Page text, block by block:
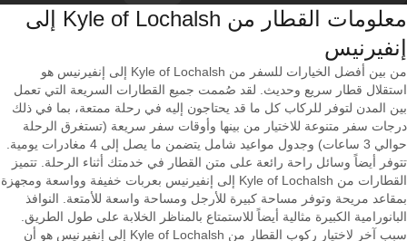
معلومات القطار من ‎Kyle of Lochalsh إلى
من بين أفضل الخيارات للسفر من Kyle of Lochalsh إلى إنفيرنيس هو
استقلال قطار سريع وحديث. لقد صُممت جميع القطارات السريعة التي تعمل
بين المدن لتوفر للركاب كل ما قد يحتاجون إليه في رحلة ممتعة، بما في ذلك
درجات سفر متنوعة للاختيار من بينها وأوقات سفر سريعة (تستغرق الرحلة
حوالي 3 ساعات) وجدول مواعيد شامل يتضمن ما يصل إلى 4 مغادرات يومية.
تتوفر أيضاً وسائل راحة رائعة على متن القطار في خدمتك أثناء الرحلة. تتميز
القطارات من Kyle of Lochalsh إلى إنفيرنيس بعربات خفيفة وواسعة ومجهزة
بمقاعد مريحة وتوفر مساحة كبيرة للأرجل ومساحة واسعة للأمتعة. النوافذ
البانورامية الكبيرة مثالية أيضاً للاستمتاع بالمناظر الخلابة على طول الطريق.
سبب آخر لاختيار ركوب القطار من Kyle of Lochalsh إلى إنفيرنيس هو أن